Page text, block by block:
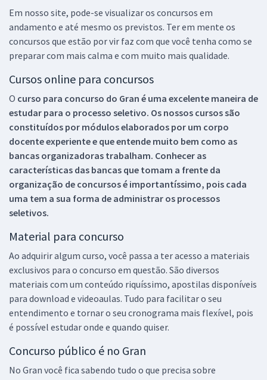
Em nosso site, pode-se visualizar os concursos em
andamento e até mesmo os previstos. Ter em mente os
concursos que estão por vir faz com que você tenha como se
preparar com mais calma e com muito mais qualidade.
Cursos online para concursos
O curso para concurso do Gran é uma excelente maneira de
estudar para o processo seletivo. Os nossos cursos são
constituídos por módulos elaborados por um corpo
docente experiente e que entende muito bem como as
bancas organizadoras trabalham. Conhecer as
características das bancas que tomam a frente da
organização de concursos é importantíssimo, pois cada
uma tem a sua forma de administrar os processos
seletivos.
Material para concurso
Ao adquirir algum curso, você passa a ter acesso a materiais
exclusivos para o concurso em questão. São diversos
materiais com um conteúdo riquíssimo, apostilas disponíveis
para download e videoaulas. Tudo para facilitar o seu
entendimento e tornar o seu cronograma mais flexível, pois
é possível estudar onde e quando quiser.
Concurso público é no Gran
No Gran você fica sabendo tudo o que precisa sobre